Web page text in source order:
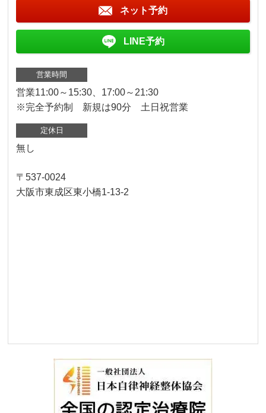
ネット予約
LINE予約
営業時間
営業11:00～15:30、17:00～21:30
※完全予約制 新規は90分 土日祝営業
定休日
無し
〒537-0024
大阪市東成区東小橋1-13-2